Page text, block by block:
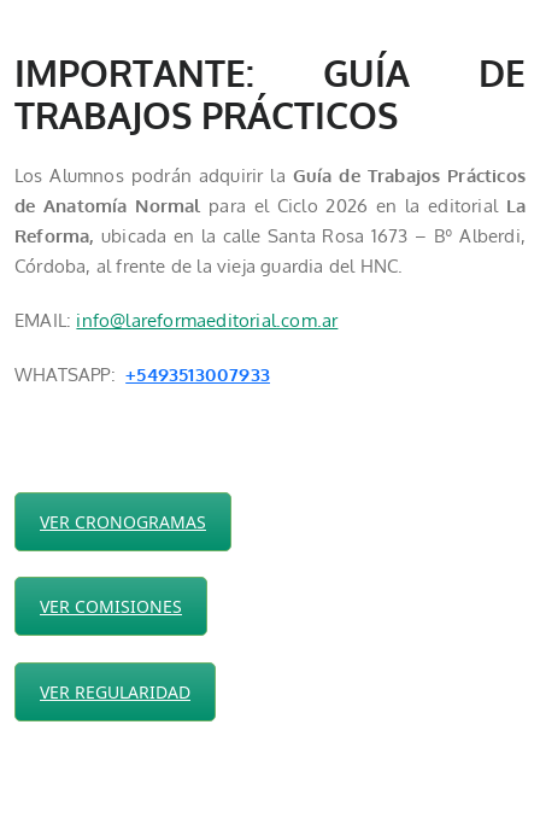
IMPORTANTE: GUÍA DE
TRABAJOS PRÁCTICOS
Los Alumnos podrán adquirir la Guía de Trabajos Prácticos
de Anatomía Normal para el Ciclo 2026 en la editorial La
Reforma,ubicada en la calle Santa Rosa 1673 – Bº Alberdi,
Córdoba, al frente de la vieja guardia del HNC.
EMAIL: info@lareformaeditorial.com.ar
WHATSAPP:+5493513007933
VER CRONOGRAMAS
VER COMISIONES
VER REGULARIDAD